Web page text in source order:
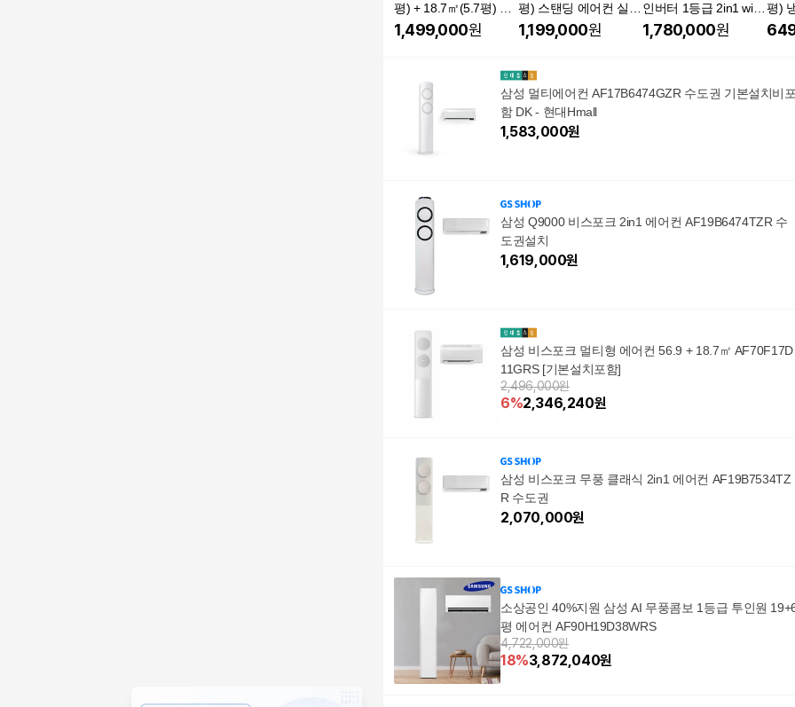
평) + 18.7㎡(5.7평) 2 i
n 1 에어컨 스탠딩 방문
VVA-ID(벽걸이), 일반
배관형
1,499,000원
평) 스탠딩 에어컨 실외
기 방문설치, TAC-24C
1,199,000원
인버터 1등급 2in1 wifi
17평+6평형 OAMB-07
외기 포함, OAMB-070
1,780,000원
평)
어컨
삼성 멀티에어컨 AF17B6474GZR 수도권 기본설치비포
함 DK - 현대Hmall
1,583,000원
삼성 Q9000 비스포크 2in1 에어컨 AF19B6474TZR 수
도권설치
1,619,000원
삼성 비스포크 멀티형 에어컨 56.9 + 18.7㎡ AF70F17D
11GRS [기본설치포함]
2,496,000원
6%2,346,240원
삼성 비스포크 무풍 클래식 2in1 에어컨 AF19B7534TZ
R 수도권
2,070,000원
소상공인 40%지원 삼성 AI 무풍콤보 1등급 투인원
평 에어컨 AF90H19D38WRS
4,722,000원
18%3,872,040원